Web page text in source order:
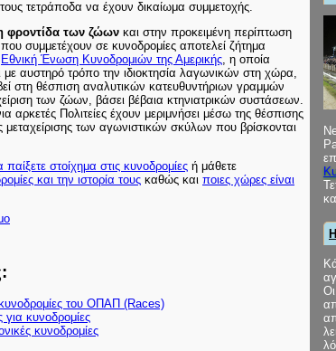
τετράποδα να έχουν δικαίωμα συμμετοχής.
φροντίδα των ζώων και στην προκειμένη περίπτωση
συμμετέχουν σε κυνοδρομίες αποτελεί ζήτημα
Εθνική Ένωση Κυνοδρομιών της Αμερικής, η οποία
με αυστηρό τρόπο την ιδιοκτησία λαγωνικών στη χώρα,
στη θέσπιση αναλυτικών κατευθυντήριων γραμμών
των ζώων, βάσει βέβαια κτηνιατρικών συστάσεων.
αρκετές Πολιτείες έχουν μεριμνήσει μέσω της θέσπισης
μεταχείρισης των αγωνιστικών σκύλων που βρίσκονται
στοίχημα στις κυνοδρομίες ή μάθετε
και την ιστορία τους καθώς και ποιες χώρες είναι
του ΟΠΑΠ (Races)
για κυνοδρομίες
κυνοδρομίες